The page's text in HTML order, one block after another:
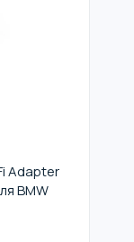
Adapter
BMW